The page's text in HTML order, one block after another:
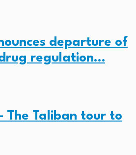
departure of
regulation…
The Taliban tour to